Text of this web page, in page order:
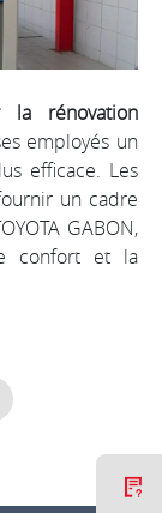
la rénovation
employés un
efficace. Les
un cadre
GABON,
confort et la